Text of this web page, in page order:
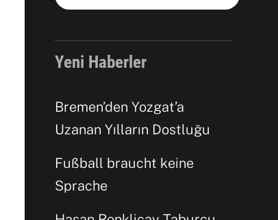
Yeni Haberler
Bremen’den Yozgat’a
Uzanan Yılların Dostluğu
Fußball braucht keine
Sprache